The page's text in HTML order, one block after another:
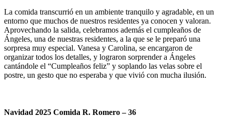
La comida transcurrió en un ambiente tranquilo y agradable, en un
entorno que muchos de nuestros residentes ya conocen y valoran.
Aprovechando la salida, celebramos además el cumpleaños de
Ángeles, una de nuestras residentes, a la que se le preparó una
sorpresa muy especial. Vanesa y Carolina, se encargaron de
organizar todos los detalles, y lograron sorprender a Ángeles
cantándole el “Cumpleaños feliz” y soplando las velas sobre el
postre, un gesto que no esperaba y que vivió con mucha ilusión.
Navidad 2025 Comida R. Romero – 36